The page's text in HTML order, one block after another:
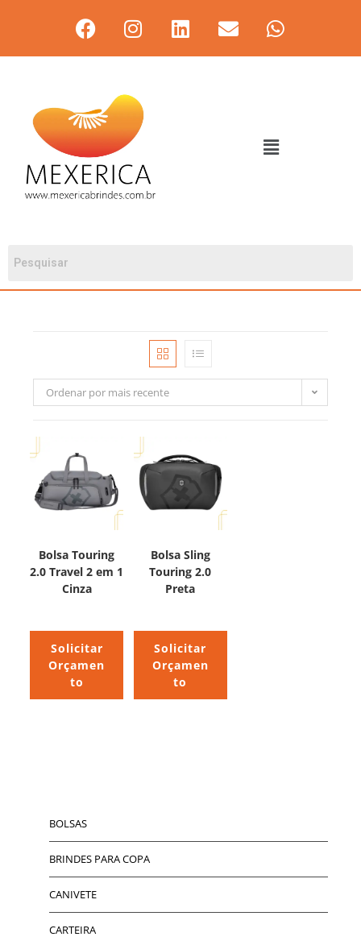
Ordenar por mais recente
Bolsa Touring
2.0 Travel 2 em 1
Cinza
Solicitar
Orçamen
to
Bolsa Sling
Touring 2.0
Preta
Solicitar
Orçamen
to
BOLSAS
BRINDES PARA COPA
CANIVETE
CARTEIRA